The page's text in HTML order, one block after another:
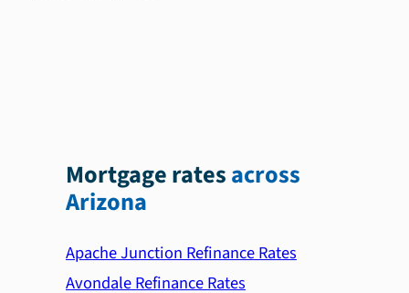
Mortgage ratesacross
Arizona
Apache Junction Refinance Rates
Avondale Refinance Rates